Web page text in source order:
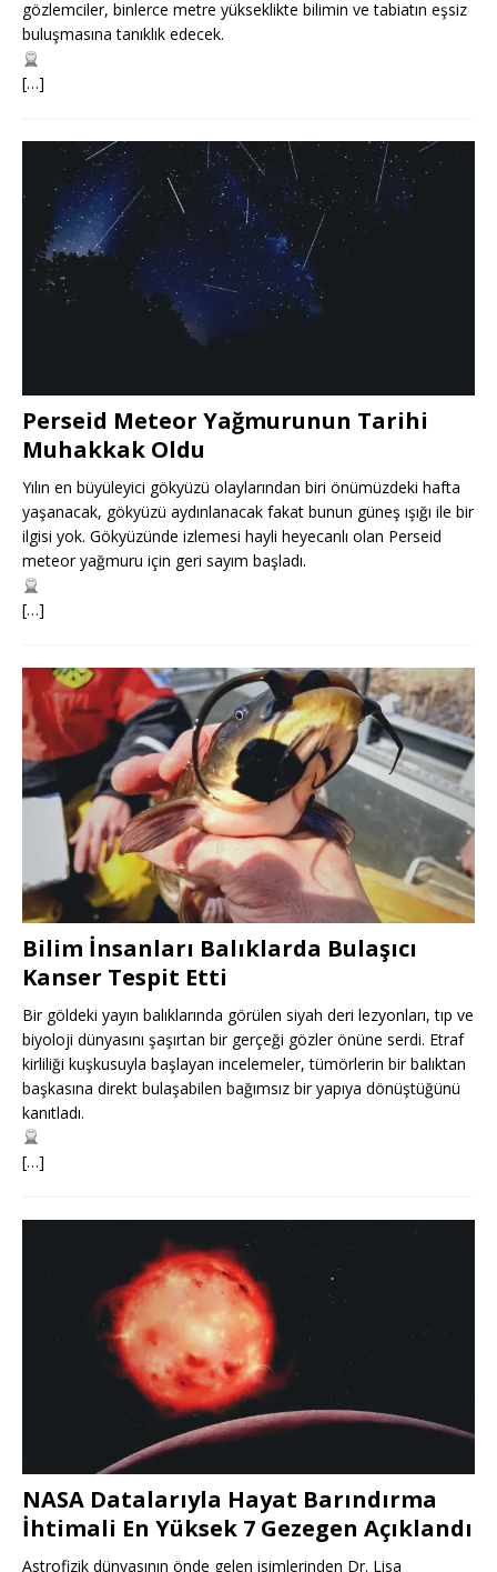
gözlemciler, binlerce metre yükseklikte bilimin ve tabiatın eşsiz
buluşmasına tanıklık edecek.
[…]
Perseid Meteor Yağmurunun Tarihi
Muhakkak Oldu
Yılın en büyüleyici gökyüzü olaylarından biri önümüzdeki hafta
yaşanacak, gökyüzü aydınlanacak fakat bunun güneş ışığı ile bir
ilgisi yok. Gökyüzünde izlemesi hayli heyecanlı olan Perseid
meteor yağmuru için geri sayım başladı.
[…]
Bilim İnsanları Balıklarda Bulaşıcı
Kanser Tespit Etti
Bir göldeki yayın balıklarında görülen siyah deri lezyonları, tıp ve
biyoloji dünyasını şaşırtan bir gerçeği gözler önüne serdi. Etraf
kirliliği kuşkusuyla başlayan incelemeler, tümörlerin bir balıktan
başkasına direkt bulaşabilen bağımsız bir yapıya dönüştüğünü
kanıtladı.
[…]
NASA Datalarıyla Hayat Barındırma
İhtimali En Yüksek 7 Gezegen Açıklandı
Astrofizik dünyasının önde gelen isimlerinden Dr. Lisa